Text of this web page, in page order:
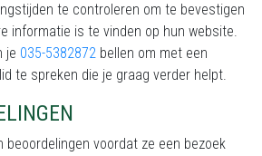
te controleren om te bevestigen
informatie is te vinden op hun website.
je 035-5382872 bellen om met een
te spreken die je graag verder helpt.
beoordelingen voordat ze een bezoek